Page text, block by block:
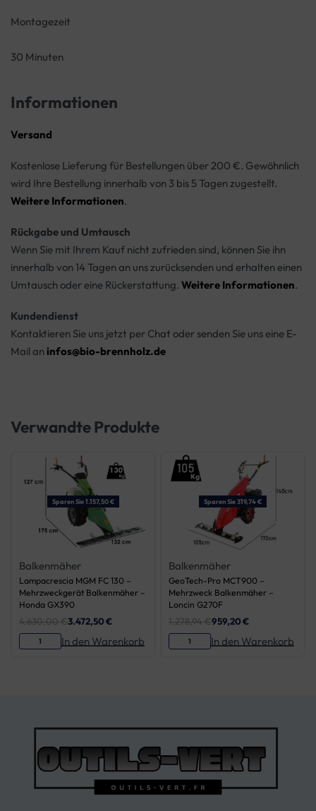
Montagezeit
30 Minuten
Informationen
Versand
Kostenlose Lieferung für Bestellungen über 200 €. Gewöhnlich
wird Ihre Bestellung innerhalb von 3 bis 5 Tagen zugestellt.
Weitere Informationen.
Rückgabe und Umtausch
Wenn Sie mit Ihrem Kauf nicht zufrieden sind, können Sie ihn
innerhalb von 14 Tagen an uns zurücksenden und erhalten einen
Umtausch oder eine Rückerstattung. Weitere Informationen.
Kundendienst
Kontaktieren Sie uns jetzt per Chat oder senden Sie uns eine E-
Mail an infos@bio-brennholz.de
Verwandte Produkte
Sparen Sie 1.157,50 €
Balkenmäher
Lampacrescia MGM FC 130 –
Mehrzweckgerät Balkenmäher –
Honda GX390
4.630,00€3.472,50€
In den Warenkorb
Sparen Sie 319,74 €
Balkenmäher
GeoTech-Pro MCT900 –
Mehrzweck Balkenmäher –
Loncin G270F
1.278,94€959,20€
In den Warenkorb